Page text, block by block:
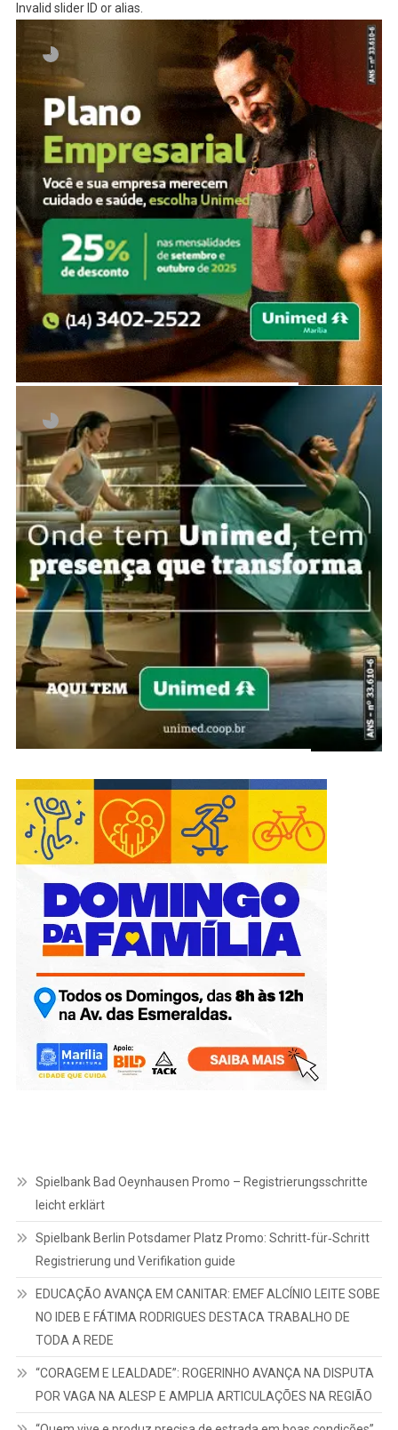
Invalid slider ID or alias.
Spielbank Bad Oeynhausen Promo – Registrierungsschritte
leicht erklärt
Spielbank Berlin Potsdamer Platz Promo: Schritt‑für‑Schritt
Registrierung und Verifikation guide
EDUCAÇÃO AVANÇA EM CANITAR: EMEF ALCÍNIO LEITE SOBE
NO IDEB E FÁTIMA RODRIGUES DESTACA TRABALHO DE
TODA A REDE
“CORAGEM E LEALDADE”: ROGERINHO AVANÇA NA DISPUTA
POR VAGA NA ALESP E AMPLIA ARTICULAÇÕES NA REGIÃO